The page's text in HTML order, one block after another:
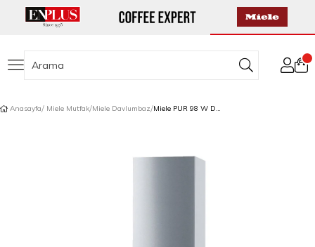
Anasayfa Miele Mutfak Miele Davlumbaz Miele PUR 98 W Duvar Davlumbazı 898 mm Çelik